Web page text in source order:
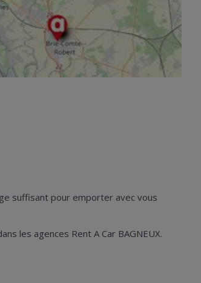
suffisant pour emporter avec vous
les agences Rent A Car BAGNEUX.